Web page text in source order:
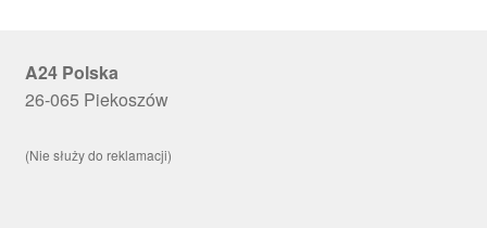
A24 Polska
26-065 Piekoszów
(Nie służy do reklamacji)